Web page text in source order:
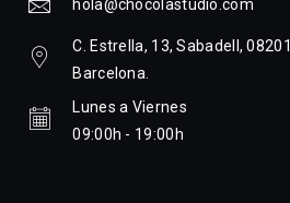
hola@chocolastudio.com
C. Estrella, 13, Sabadell, 08201.
Barcelona.
Lunes a Viernes
09:00h - 19:00h